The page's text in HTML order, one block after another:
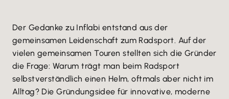
Der Gedanke zu Inflabi entstand aus der
gemeinsamen Leidenschaft zum Radsport. Auf der
vielen gemeinsamen Touren stellten sich die Gründer
die Frage: Warum trägt man beim Radsport
selbstverständlich einen Helm, oftmals aber nicht im
Alltag? Die Gründungsidee für innovative, moderne